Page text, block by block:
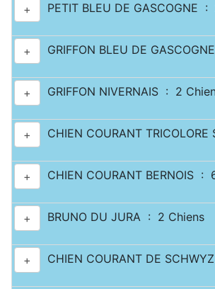
+ PETIT BLEU DE GASCOGNE
+ GRIFFON BLEU DE
+ GRIFFON NIVERNAIS : 2
+ CHIEN COURANT TRICOLORE
+ CHIEN COURANT BERNOIS :
+ BRUNO DU JURA : 2 Chiens
+ CHIEN COURANT DE